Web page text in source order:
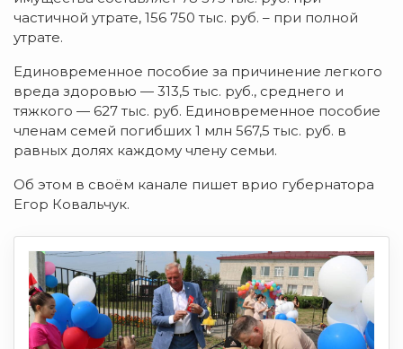
частичной утрате, 156 750 тыс. руб. – при полной
утрате.
Единовременное пособие за причинение легкого
вреда здоровью — 313,5 тыс. руб., среднего и
тяжкого — 627 тыс. руб. Единовременное пособие
членам семей погибших 1 млн 567,5 тыс. руб. в
равных долях каждому члену семьи.
Об этом в своём канале пишет врио губернатора
Егор Ковальчук.